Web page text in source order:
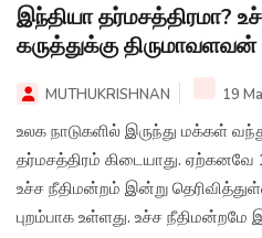
இந்தியா தர்மசத்திரமா?
கருத்துக்கு
MUTHUKRISHNAN 19
உலக நாடுகளில் இருந்து மக்கள்
தர்மசத்திரம் கிடையாது.
உச்ச நீதிமன்றம் இன்று
புறம்பாக உள்ளது. உச்ச நீதிமன்றமே